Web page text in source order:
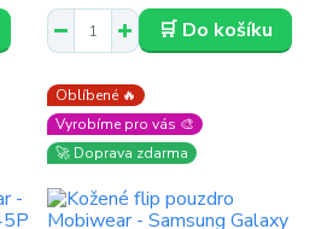
🛒 Do košíku
Oblíbené 🔥
Vyrobíme pro vás 🎨
🚀 Doprava zdarma